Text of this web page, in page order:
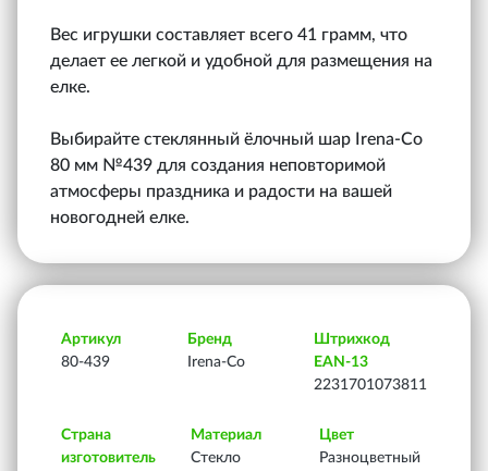
Вес игрушки составляет всего 41 грамм, что
делает ее легкой и удобной для размещения на
елке.
Выбирайте стеклянный ёлочный шар Irena-Co
80 мм №439 для создания неповторимой
атмосферы праздника и радости на вашей
новогодней елке.
Артикул
80-439
Бренд
Irena-Co
Штрихкод
EAN-13
2231701073811
Страна
изготовитель
Материал
Стекло
Цвет
Разноцветный